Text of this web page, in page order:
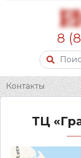
8
Контакты
ТЦ